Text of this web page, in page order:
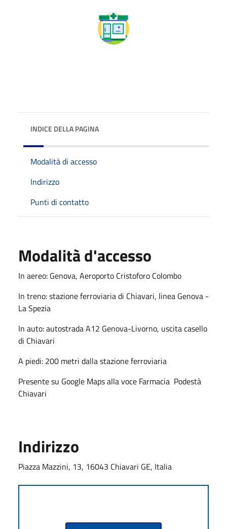
INDICE DELLA PAGINA
Modalità di accesso
Indirizzo
Punti di contatto
Modalità d'accesso
In aereo: Genova, Aeroporto Cristoforo Colombo
In treno: stazione ferroviaria di Chiavari, linea Genova -
La Spezia
In auto: autostrada A12 Genova-Livorno, uscita casello
di Chiavari
A piedi: 200 metri dalla stazione ferroviaria
Presente su Google Maps alla voce Farmacia Podestà
Chiavari
Indirizzo
Piazza Mazzini, 13, 16043 Chiavari GE, Italia